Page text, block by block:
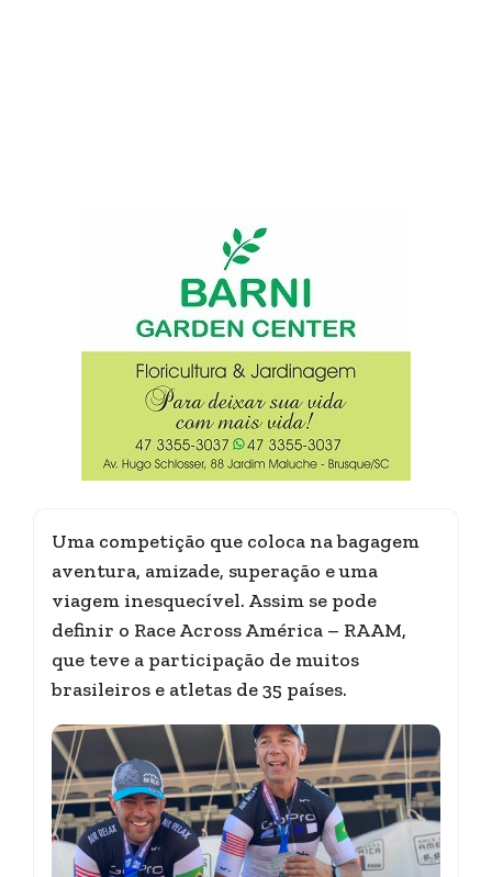
Uma competição que coloca na bagagem
aventura, amizade, superação e uma
viagem inesquecível. Assim se pode
definir o Race Across América – RAAM,
que teve a participação de muitos
brasileiros e atletas de 35 países.